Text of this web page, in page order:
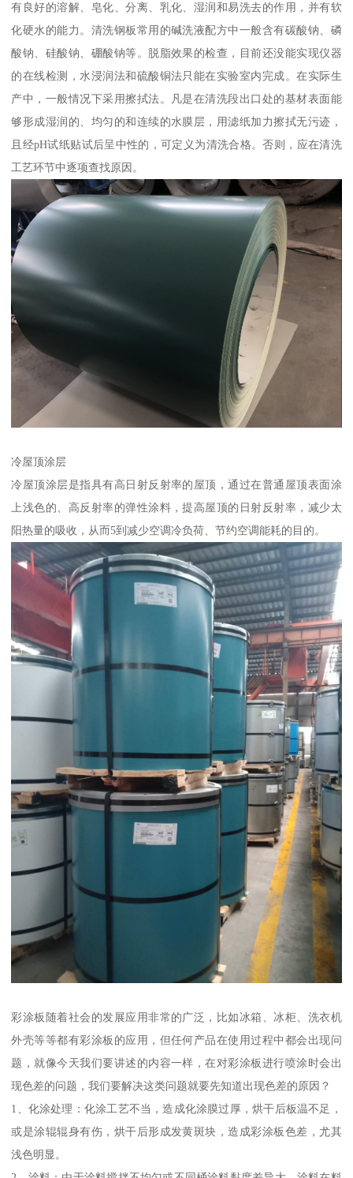
有良好的溶解、皂化、分离、乳化、湿润和易洗去的作用，并有软
化硬水的能力。清洗钢板常用的碱洗液配方中一般含有碳酸钠、磷
酸钠、硅酸钠、硼酸钠等。脱脂效果的检查，目前还没能实现仪器
的在线检测，水浸润法和硫酸铜法只能在实验室内完成。在实际生
产中，一般情况下采用擦拭法。凡是在清洗段出口处的基材表面能
够形成湿润的、均匀的和连续的水膜层，用滤纸加力擦拭无污迹，
且经pH试纸贴试后呈中性的，可定义为清洗合格。否则，应在清洗
工艺环节中逐项查找原因。
冷屋顶涂层
冷屋顶涂层是指具有高日射反射率的屋顶，通过在普通屋顶表面涂
上浅色的、高反射率的弹性涂料，提高屋顶的日射反射率，减少太
阳热量的吸收，从而5到减少空调冷负荷、节约空调能耗的目的。
彩涂板随着社会的发展应用非常的广泛，比如冰箱、冰柜、洗衣机
外壳等等都有彩涂板的应用，但任何产品在使用过程中都会出现问
题，就像今天我们要讲述的内容一样，在对彩涂板进行喷涂时会出
现色差的问题，我们要解决这类问题就要先知道出现色差的原因？
1、化涂处理：化涂工艺不当，造成化涂膜过厚，烘干后板温不足，
或是涂辊辊身有伤，烘干后形成发黄斑块，造成彩涂板色差，尤其
浅色明显。